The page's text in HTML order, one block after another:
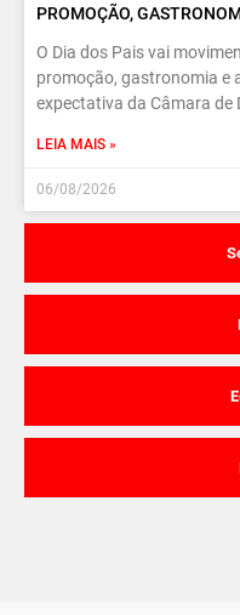
PROMOÇÃO,
O Dia dos Pais vai
promoção, gastronomia e
expectativa da Câmara de
LEIA MAIS »
06/08/2026